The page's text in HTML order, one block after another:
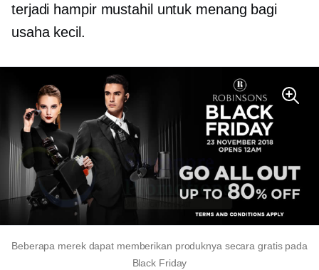
terjadi hampir mustahiluntuk menang bagi
usaha kecil.
Beberapa merek dapat memberikan produknya secara gratis pada
Black Friday